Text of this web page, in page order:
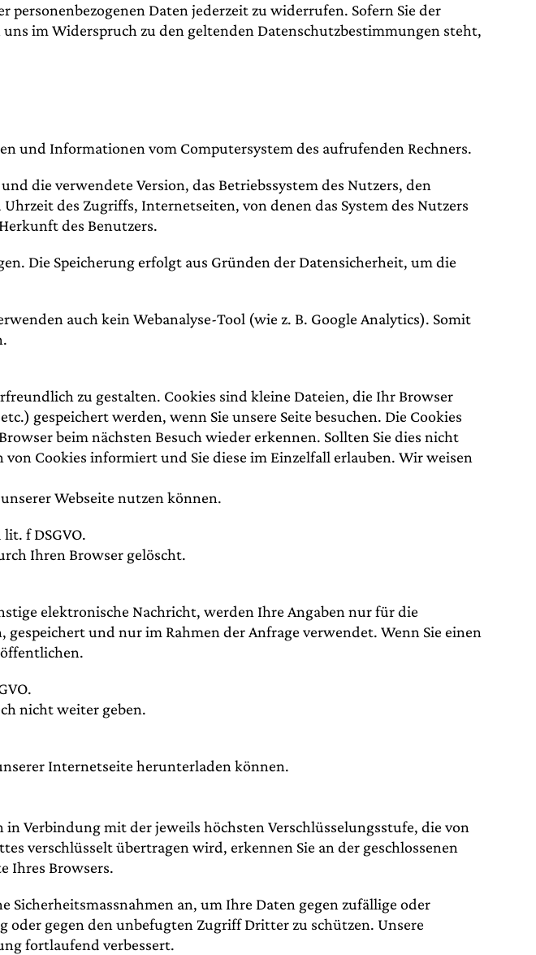
Daten jederzeit zu widerrufen. Sofern Sie der
im Widerspruch zu den geltenden Datenschutzbestimmungen steht,
und Informationen vom Computersystem des aufrufenden Rechners.
die verwendete Version, das Betriebssystem des Nutzers, den
des Zugriffs, Internetseiten, von denen das System des Nutzers
des Benutzers.
Die Speicherung erfolgt aus Gründen der Datensicherheit, um die
auch kein Webanalyse-Tool (wie z. B. Google Analytics). Somit
zu gestalten. Cookies sind kleine Dateien, die Ihr Browser
gespeichert werden, wenn Sie unsere Seite besuchen. Die Cookies
beim nächsten Besuch wieder erkennen. Sollten Sie dies nicht
Cookies informiert und Sie diese im Einzelfall erlauben. Wir weisen
Webseite nutzen können.
f DSGVO.
Ihren Browser gelöscht.
elektronische Nachricht, werden Ihre Angaben nur für die
und nur im Rahmen der Anfrage verwendet. Wenn Sie einen
nicht weiter geben.
Internetseite herunterladen können.
Verbindung mit der jeweils höchsten Verschlüsselungsstufe, die von
verschlüsselt übertragen wird, erkennen Sie an der geschlossenen
Ihres Browsers.
an, um Ihre Daten gegen zufällige oder
gegen den unbefugten Zugriff Dritter zu schützen. Unsere
fortlaufend verbessert.